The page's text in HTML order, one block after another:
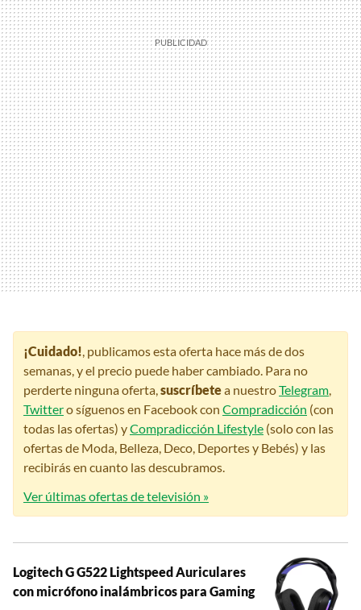
¡Cuidado!, publicamos esta oferta hace más de dos
semanas, y el precio puede haber cambiado. Para no
perderte ninguna oferta,suscríbetea nuestroTelegram,
Twittero síguenos en Facebook con Compradicción (con
todas las ofertas) yCompradicción Lifestyle (solo con las
ofertas de Moda, Belleza, Deco, Deportes y Bebés) y las
recibirás en cuanto las descubramos.
Ver últimas ofertas de televisión »
Logitech G G522 Lightspeed Auriculares
con micrófono inalámbricos para Gaming